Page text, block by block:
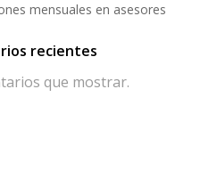
mensuales en asesores
recientes
que mostrar.